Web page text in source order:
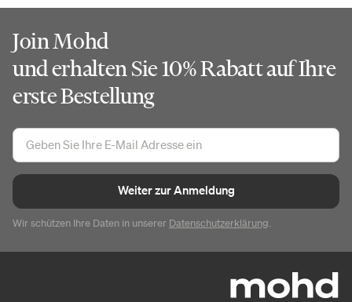
Join Mohd
und erhalten Sie 10% Rabatt auf Ihre
erste Bestellung
Weiter zur Anmeldung
Wir schützen Ihre Daten in unserer Datenschutzerklärung.